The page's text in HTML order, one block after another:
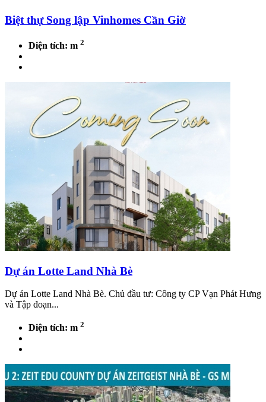
Biệt thự Song lập Vinhomes Cần Giờ
Diện tích: m 2
Dự án Lotte Land Nhà Bè
Dự án Lotte Land Nhà Bè. Chủ đầu tư: Công ty CP Vạn Phát Hưng
và Tập đoạn...
Diện tích: m 2